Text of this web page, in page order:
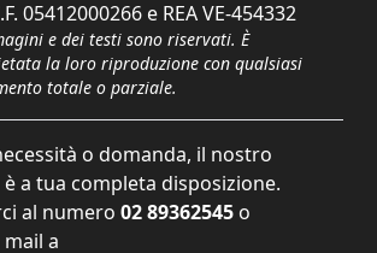
05412000266 e REA VE-454332
e dei testi sono riservati. È
la loro riproduzione con qualsiasi
totale o parziale.
o domanda, il nostro
a tua completa disposizione.
al numero 02 89362545 o
a